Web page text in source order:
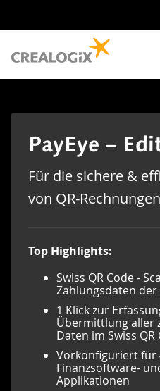
PayEye –
Für die sichere &
von QR-Rechnungen
Top Highlights:
Swiss QR Code -
Zahlungsdaten der
1 Klick zur
Übermittlung aller
Daten im Swiss QR
Vorkonfiguriert für
Finanzsoftware-
Applikationen